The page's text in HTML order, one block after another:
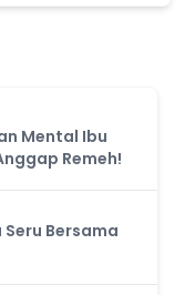
Mental Ibu
Remeh!
Bersama